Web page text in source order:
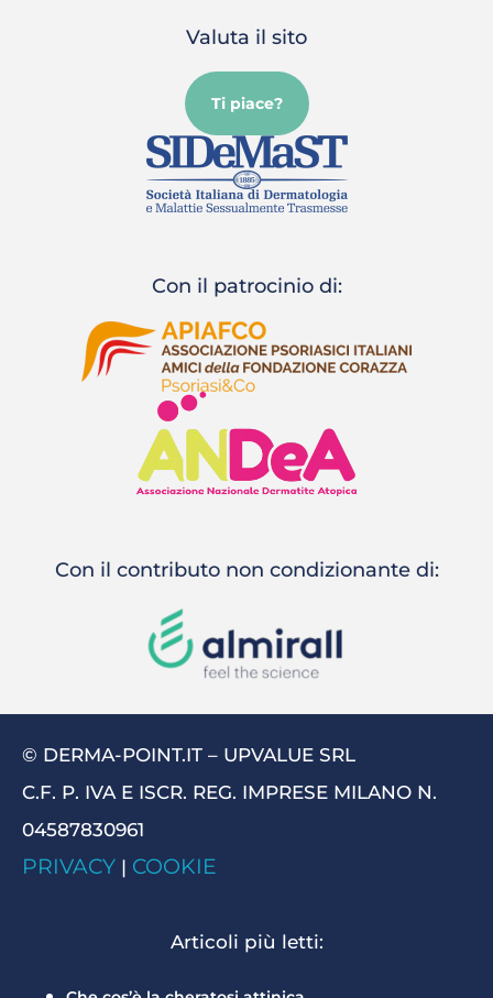
Valuta il sito
Ti piace?
Con il patrocinio di:
Con il contributo non condizionante di:
© DERMA-POINT.IT – UPVALUE SRL
C.F. P. IVA E ISCR. REG. IMPRESE MILANO N.
04587830961
PRIVACY | COOKIE
Articoli più letti: